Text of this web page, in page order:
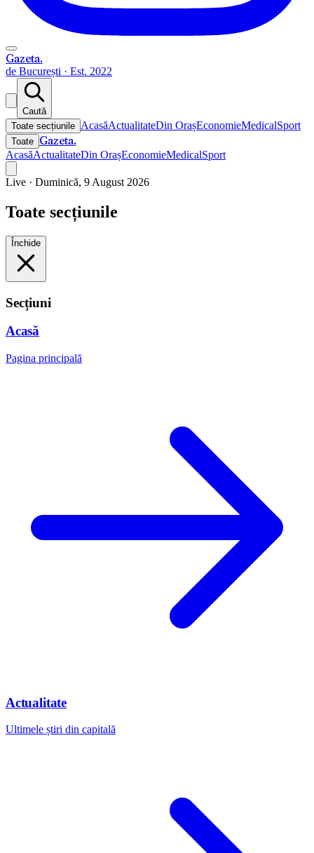
Gazeta.
de București · Est. 2022
Caută
Toate secțiunile AcasăActualitateDin OrașEconomieMedicalSport
Toate Gazeta.
AcasăActualitateDin OrașEconomieMedicalSport
Live · Duminică, 9 August 2026
Toate secțiunile
Închide
Secțiuni
Acasă
Pagina principală
Actualitate
Ultimele știri din capitală